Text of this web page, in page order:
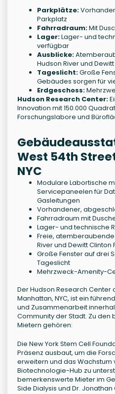
Parkplätze:
Parkplatz
Fahrradraum:Mit
Lager:Lager- und
verfügbar
Ausblicke:
Hudson River und
Tageslicht:Große
Gebäudes sorgen für
Erdgeschoss:
Hudson Research Center:
Innovation mit 150.000
Forschungslabore und
West 54th
NYC
Modulare Labortische
Servicepaneelen für
Gasleitungen
Vorhandener,
Fahrradraum mit
Lager- und technische
Freie,
River und Dewitt Clinton
Große Fenster auf drei
Tageslicht
Mehrzweck-Amenity-
Der Hudson Research Center
Manhattan, NYC, ist ein
und Zusammenarbeit
Community der Stadt. Zu
Mietern gehören:
Die New York Stem Cell
Präsenz ausbaut, um die
erweitern und das Wachstum
Biotechnologie-Hub zu
bemerkenswerte Mieter im
Side Dialysis und Dr.